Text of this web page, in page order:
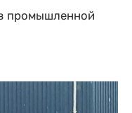
промышленной